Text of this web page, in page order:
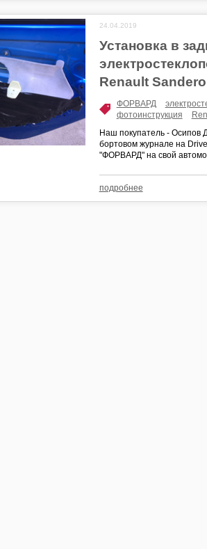
24.04.2019
Установка в
Renault
ФОРВАРД
фотоинструкция
Наш покупатель - Осипов
бортовом журнале на
"ФОРВАРД" на свой
подробнее